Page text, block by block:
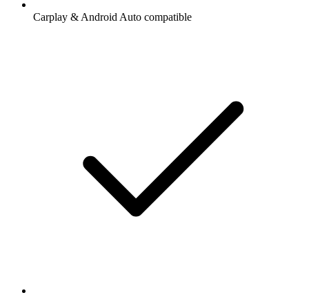
Carplay & Android Auto compatible